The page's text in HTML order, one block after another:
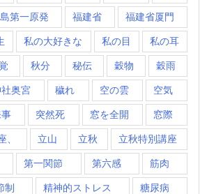
第一原発 福建省 福建省厦門
私の大好きな 私の目 私の耳
秋分 秘伝 穀物 穀雨
奥宮 穢れ 空の雲 空気
突然死 窓を全開 窓際
、 立山 立秋 立秋特別講座
第一関節 第六感 筋肉
制 精神的ストレス 糖尿病